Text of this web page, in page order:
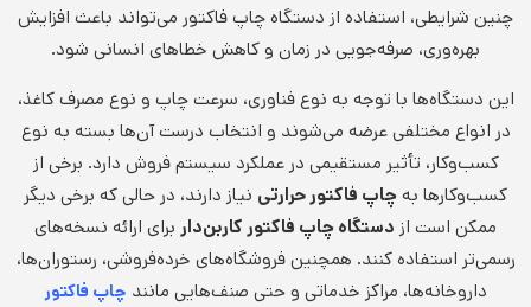
چنین شرایطی، استفاده از دستگاه چاپ فاکتور می‌تواند باعث افزایش
بهره‌وری، صرفه‌جویی در زمان و کاهش خطاهای انسانی شود.
این دستگاه‌ها با توجه به نوع فناوری، سرعت چاپ و نوع مصرف کاغذ،
در انواع مختلفی عرضه می‌شوند و انتخاب درست آن‌ها بسته به نوع
کسب‌وکار، تأثیر مستقیمی در عملکرد سیستم فروش دارد. برخی از
کسب‌وکارها بهچاپ فاکتور حرارتی نیاز دارند، در حالی که برخی دیگر
ممکن است از دستگاه چاپ فاکتور کاربن‌دار برای ارائه نسخه‌های
رسمی‌تر استفاده کنند. همچنین فروشگاه‌های خرده‌فروشی، رستوران‌ها،
داروخانه‌ها، مراکز خدماتی و حتی صنف‌هایی مانند چاپ فاکتور